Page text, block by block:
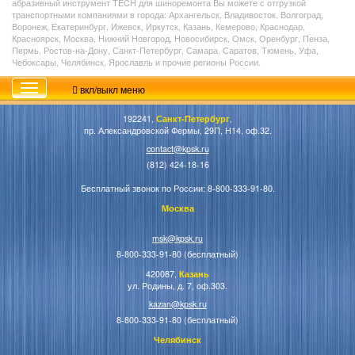
транспортными компаниями в города: Архангельск, Владивосток, Волгоград,
Воронеж, Екатеринбург, Ижевск, Иркутск, Казань, Кемерово, Краснодар,
Красноярск, Москва, Нижний Новгород, Новосибирск, Омск, Оренбург, Пенза,
Пермь, Ростов-на-Дону, Санкт-Петербург, Самара, Саратов, Тюмень, Уфа,
Чебоксары, Челябинск, Ярославль и прочие регионы России.
вкл/выкл меню
192241, Санкт-Петербург,
пр. Александровской Фермы, 29П, Н14, оф.32.
contact@kpsk.ru
(812) 424-18-16
Бесплатный звонок по России: 8-800-333-91-80.
Москва
msk@kpsk.ru
8-800-333-91-80 (бесплатный)
420087, Казань
ул. Родины, д. 7, оф.303.
kazan@kpsk.ru
8-800-333-91-80 (бесплатный)
Челябинск